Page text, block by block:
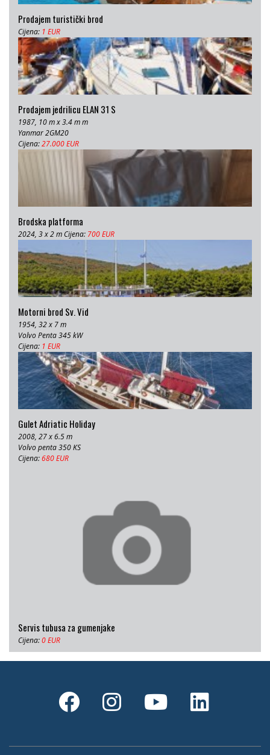
Prodajem turistički brod
Cijena: 1 EUR
Prodajem jedrilicu ELAN 31 S
1987, 10 m x 3.4 m m
Yanmar 2GM20
Cijena:27.000 EUR
Brodska platforma
2024, 3 x 2 m Cijena: 700 EUR
Motorni brod Sv. Vid
1954, 32 x 7 m
Volvo Penta 345 kW
Cijena: 1 EUR
Gulet Adriatic Holiday
2008, 27 x 6.5 m
Volvo penta 350 KS
Cijena:680 EUR
Servis tubusa za gumenjake
Cijena:0 EUR